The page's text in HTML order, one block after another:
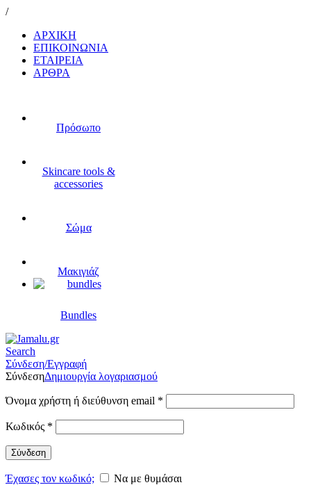
/
ΑΡΧΙΚΗ
ΕΠΙΚΟΙΝΩΝΙΑ
ΕΤΑΙΡΕΙΑ
ΑΡΘΡΑ
Πρόσωπο
Skincare tools &
accessories
Σώμα
Μακιγιάζ
Bundles
Search
Σύνδεση/Εγγραφή
ΣύνδεσηΔημιουργία λογαριασμού
Όνομα χρήστη ή διεύθυνση email *
Κωδικός *
Σύνδεση
Έχασες τον κωδικό;
Να με θυμάσαι